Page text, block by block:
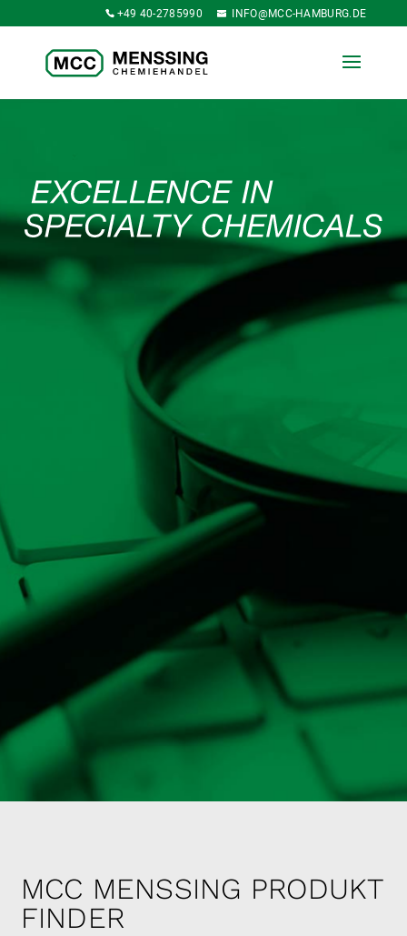
+49 40-2785990 INFO@MCC-HAMBURG.DE
MCC MENSSING PRODUKT
FINDER